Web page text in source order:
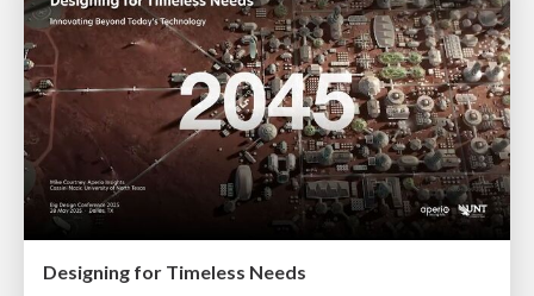
Designing for Timeless Needs